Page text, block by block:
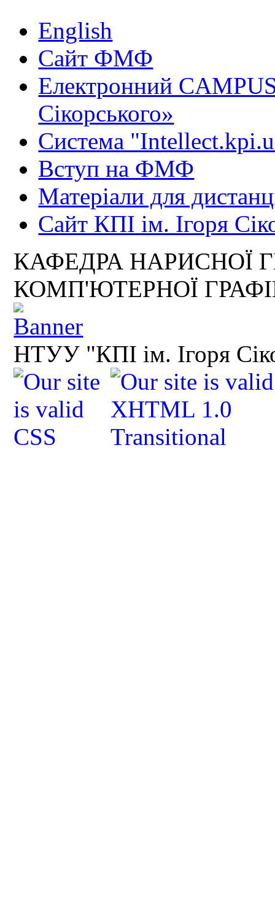
English
Сайт ФМФ
Електронний
Сікорського»
Система
Вступ на ФМФ
Матеріали для
Сайт КПІ ім. Ігоря
КАФЕДРА НАРИСНОЇ
КОМП'ЮТЕРНОЇ
НТУУ "КПІ ім. Ігоря